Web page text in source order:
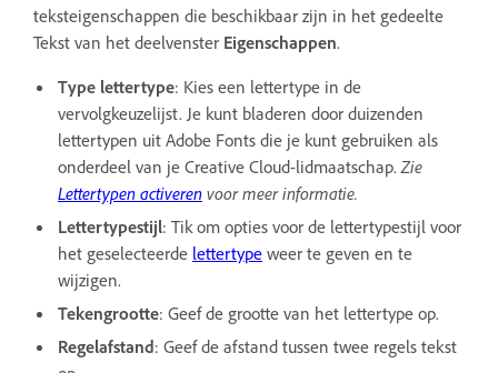
teksteigenschappen die beschikbaar zijn in het gedeelte
Tekst van het deelvenster Eigenschappen.
Type lettertype: Kies een lettertype in de
vervolgkeuzelijst. Je kunt bladeren door duizenden
lettertypen uit Adobe Fonts die je kunt gebruiken als
onderdeel van je Creative Cloud-lidmaatschap. Zie
Lettertypen activeren voor meer informatie.
Lettertypestijl: Tik om opties voor de lettertypestijl voor
het geselecteerde lettertype weer te geven en te
wijzigen.
Tekengrootte: Geef de grootte van het lettertype op.
Regelafstand: Geef de afstand tussen twee regels tekst